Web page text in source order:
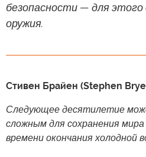
безопасности — для
оружия.
Стивен Брайен (Stephen
Следующее десятилетие
сложным для сохранения
времени окончания холодной